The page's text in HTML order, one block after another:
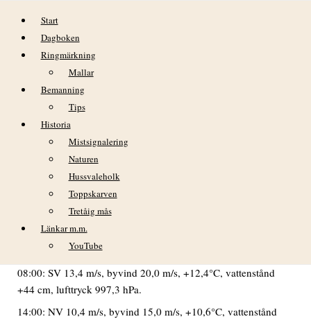
Hoppa till innehåll
Start
Dagboken
Ringmärkning
Mallar
Bemanning
Tips
Historia
Mistsignalering
Naturen
Hussvaleholk
Toppskarven
Tretåig mås
Länkar m.m.
YouTube
DAGBOK NIDINGENS FÅGELSTATION
– MÅNDAG 14 OKTOBER 2019
VÄDER
Min temp:
+9,9°C kl. 21.
02:00: S 9,5 m/s, byvind 14,9 m/s, +13,2°C, vattenstånd +27
cm, lufttryck 998,4 hPa.
08:00: SV 13,4 m/s, byvind 20,0 m/s, +12,4°C, vattenstånd
+44 cm, lufttryck 997,3 hPa.
14:00: NV 10,4 m/s, byvind 15,0 m/s, +10,6°C, vattenstånd